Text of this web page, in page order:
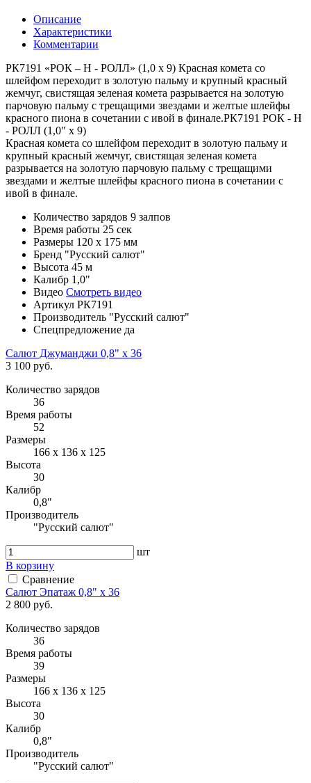
Описание
Характеристики
Комментарии
РК7191 «РОК – Н - РОЛЛ» (1,0 х 9) Красная комета со
шлейфом переходит в золотую пальму и крупный красный
жемчуг, свистящая зеленая комета разрывается на золотую
парчовую пальму с трещащими звездами и желтые шлейфы
красного пиона в сочетании с ивой в финале.РК7191 РОК - Н
- РОЛЛ (1,0" х 9)
Красная комета со шлейфом переходит в золотую пальму и
крупный красный жемчуг, свистящая зеленая комета
разрывается на золотую парчовую пальму с трещащими
звездами и желтые шлейфы красного пиона в сочетании с
ивой в финале.
Количество зарядов 9 залпов
Время работы 25 сек
Размеры 120 х 175 мм
Бренд "Русский салют"
Высота 45 м
Калибр 1,0"
Видео Смотреть видео
Артикул РК7191
Производитель "Русский салют"
Спецпредложение да
Салют Джуманджи 0,8" х 36
3 100 руб.
Количество зарядов
36
Время работы
52
Размеры
166 х 136 х 125
Высота
30
Калибр
0,8"
Производитель
"Русский салют"
шт
В корзину
Сравнение
Салют Эпатаж 0,8" х 36
2 800 руб.
Количество зарядов
36
Время работы
39
Размеры
166 х 136 х 125
Высота
30
Калибр
0,8"
Производитель
"Русский салют"